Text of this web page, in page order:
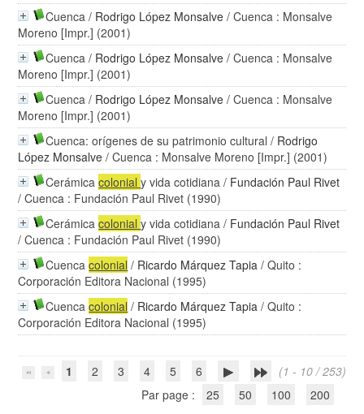
Cuenca / Rodrigo López Monsalve / Cuenca : Monsalve
Moreno [Impr.] (2001)
Cuenca / Rodrigo López Monsalve / Cuenca : Monsalve
Moreno [Impr.] (2001)
Cuenca / Rodrigo López Monsalve / Cuenca : Monsalve
Moreno [Impr.] (2001)
Cuenca: orígenes de su patrimonio cultural / Rodrigo
López Monsalve / Cuenca : Monsalve Moreno [Impr.] (2001)
Cerámicacolonialy vida cotidiana / Fundación Paul Rivet
/ Cuenca : Fundación Paul Rivet (1990)
Cerámicacolonialy vida cotidiana / Fundación Paul Rivet
/ Cuenca : Fundación Paul Rivet (1990)
Cuencacolonial / Ricardo Márquez Tapia / Quito :
Corporación Editora Nacional (1995)
Cuencacolonial / Ricardo Márquez Tapia / Quito :
Corporación Editora Nacional (1995)
1 2 3 4 5 6
(1 - 10 / 253)
Par page :
25 50 100 200